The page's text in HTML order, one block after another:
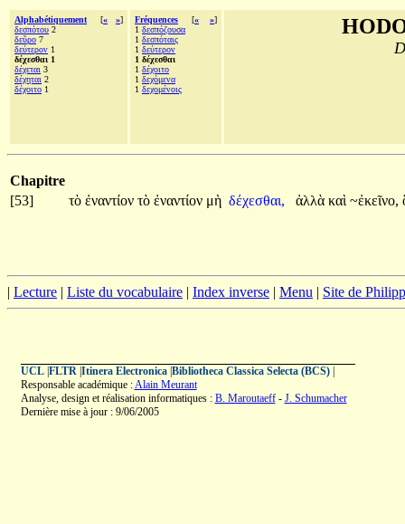
Alphabétiquement [« »]
δεσπότου 2
δεῦρο 7
δεύτερον 1
δέχεσθαι 1
δέχεται 3
δέχηται 2
δέχοιτο 1
Fréquences [« »]
1 δεσπόζουσα
1 δεσπόταις
1 δεύτερον
1 δέχεσθαι
1 δέχοιτο
1 δεχόμενα
1 δεχομένοις
Chapitre
[53]
τὸ ἐναντίον τὸ ἐναντίον μὴ δέχεσθαι, ἀλλὰ καὶ ~ἐκεῖνο,
| Lecture | Liste du vocabulaire | Index inverse | Menu | Site de
UCL| FLTR| Itinera Electronica| Bibliotheca Classica Selecta (BCS)|
Responsable académique :Alain Meurant
Analyse, design et réalisation informatiques : B. Maroutaeff- J. Schumacher
Dernière mise à jour : 9/06/2005